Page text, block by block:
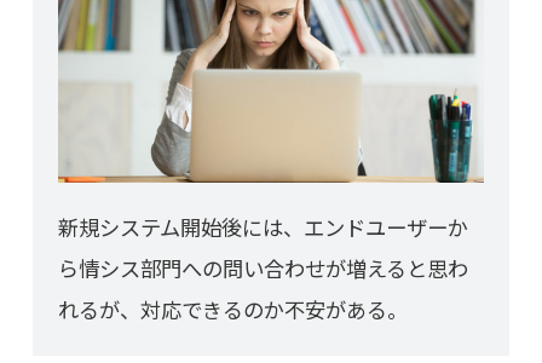
新規システム開始後には、エンドユーザーか
ら情シス部門への問い合わせが増えると思わ
れるが、対応できるのか不安がある。